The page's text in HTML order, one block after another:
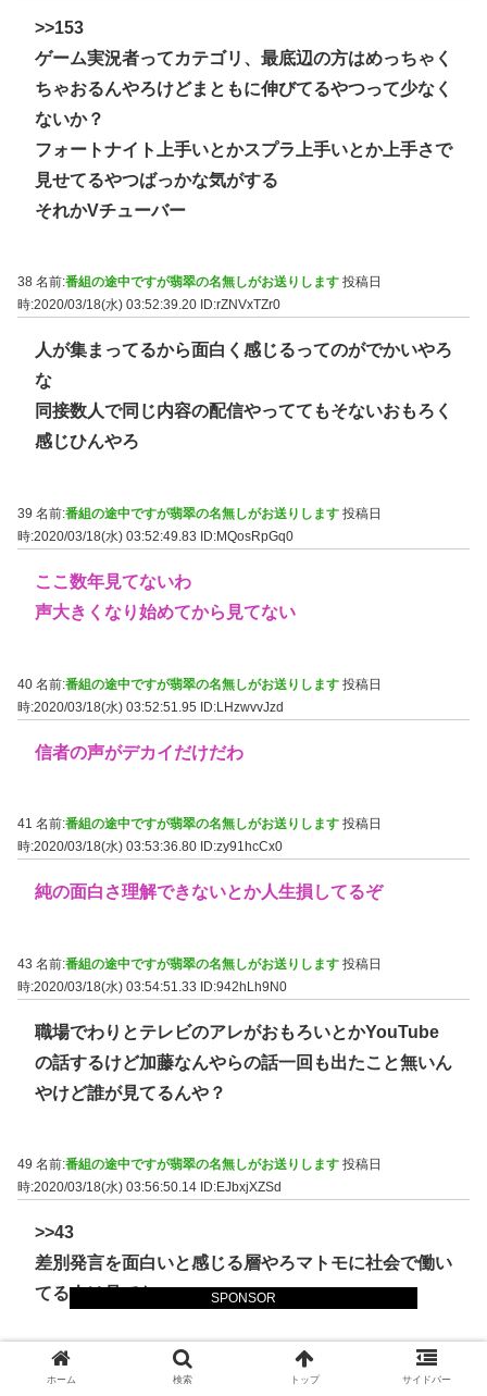
SPONSOR
>>153
ゲーム実況者ってカテゴリ、最底辺の方はめっちゃく
ちゃおるんやろけどまともに伸びてるやつって少なく
ないか？
フォートナイト上手いとかスプラ上手いとか上手さで
見せてるやつばっかな気がする
それかVチューバー
38 名前:番組の途中ですが翡翠の名無しがお送りします 投稿日
時:2020/03/18(水) 03:52:39.20 ID:rZNVxTZr0
人が集まってるから面白く感じるってのがでかいやろ
な
同接数人で同じ内容の配信やっててもそないおもろく
感じひんやろ
39 名前:番組の途中ですが翡翠の名無しがお送りします 投稿日
時:2020/03/18(水) 03:52:49.83
ID:MQosRpGq0
ここ数年見てないわ
声大きくなり始めてから見てない
40 名前:番組の途中ですが翡翠の名無しがお送りします 投稿日
時:2020/03/18(水) 03:52:51.95 ID:LHzwvvJzd
信者の声がデカイだけだわ
41 名前:番組の途中ですが翡翠の名無しがお送りします 投稿日
時:2020/03/18(水) 03:53:36.80 ID:zy91hcCx0
純の面白さ理解できないとか人生損してるぞ
43 名前:番組の途中ですが翡翠の名無しがお送りします 投稿日
時:2020/03/18(水) 03:54:51.33 ID:942hLh9N0
職場でわりとテレビのアレがおもろいとかYouTube
の話するけど加藤なんやらの話一回も出たこと無いん
やけど誰が見てるんや？
49 名前:番組の途中ですが翡翠の名無しがお送りします 投稿日
時:2020/03/18(水) 03:56:50.14 ID:EJbxjXZSd
>>43
差別発言を面白いと感じる層やろマトモに社会で働い
てる人は見てない
58 名前:番組の途中ですが翡翠の名無しがお送りします
時:2020/03/18(水) 03:58:03.75
ホーム 検索 トップ サイドバー